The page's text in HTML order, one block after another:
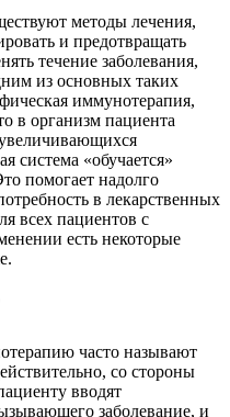
методы лечения,
и предотвращать
течение заболевания,
из основных таких
иммунотерапия,
в организм пациента
система «обучается»
помогает надолго
в лекарственных
всех пациентов с
есть некоторые
часто называют
со стороны
вводят
заболевание, и